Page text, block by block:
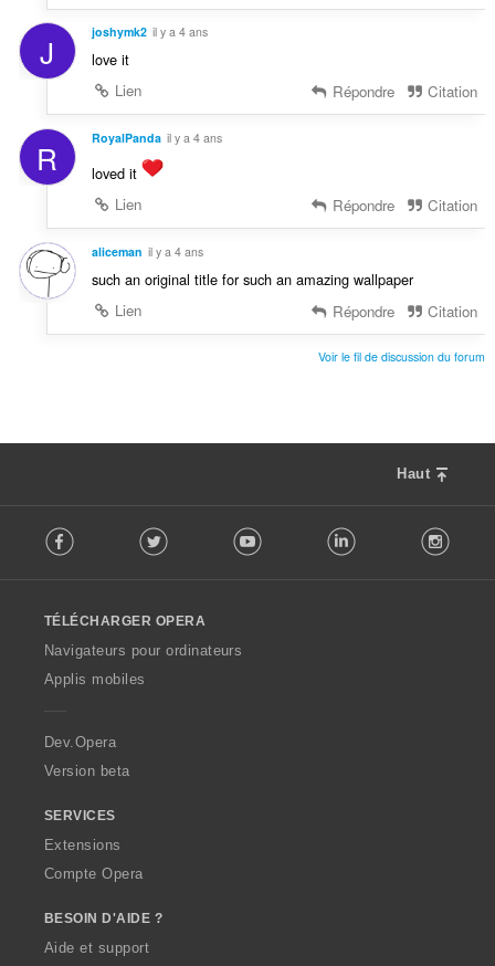
J joshymk2 il y a 4 ans
love it
Lien
Répondre Citation
R RoyalPanda il y a 4 ans
loved it
Lien
Répondre Citation
aliceman il y a 4 ans
such an original title for such an amazing wallpaper
Lien
Répondre Citation
Voir le fil de discussion du forum
Haut
o
w
O
p
a
Facebook Twitter Youtube LinkedIn
TÉLÉCHARGER OPERA
Navigateurs pour ordinateurs
Applis mobiles
Dev.Opera
Version beta
SERVICES
Extensions
Compte Opera
BESOIN D'AIDE ?
Aide et support